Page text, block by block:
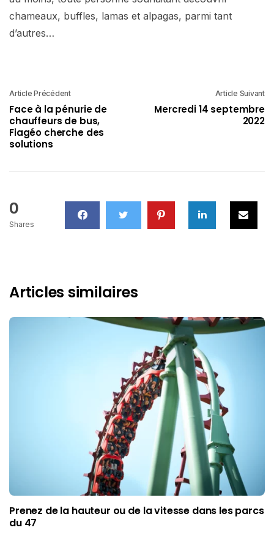
chameaux, buffles, lamas et alpagas, parmi tant
d’autres…
Article Précédent
Face à la pénurie de
chauffeurs de bus,
Fiagéo cherche des
solutions
Article Suivant
Mercredi 14 septembre
2022
0
Shares
Articles similaires
Prenez de la hauteur ou de la vitesse dans les parcs
du 47